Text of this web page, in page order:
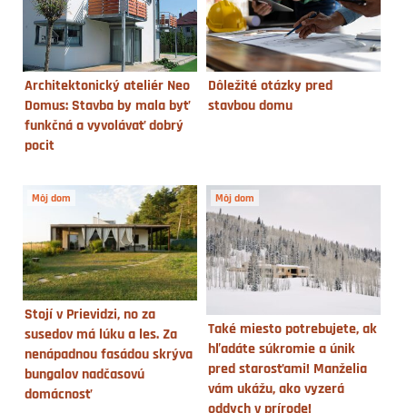
Architektonický ateliér Neo
Domus: Stavba by mala byť
funkčná a vyvolávať dobrý
pocit
Dôležité otázky pred
stavbou domu
Môj dom
Stojí v Prievidzi, no za
susedov má lúku a les. Za
nenápadnou fasádou skrýva
bungalov nadčasovú
domácnosť
Môj dom
Také miesto potrebujete, ak
hľadáte súkromie a únik
pred starosťami! Manželia
vám ukážu, ako vyzerá
oddych v prírode!